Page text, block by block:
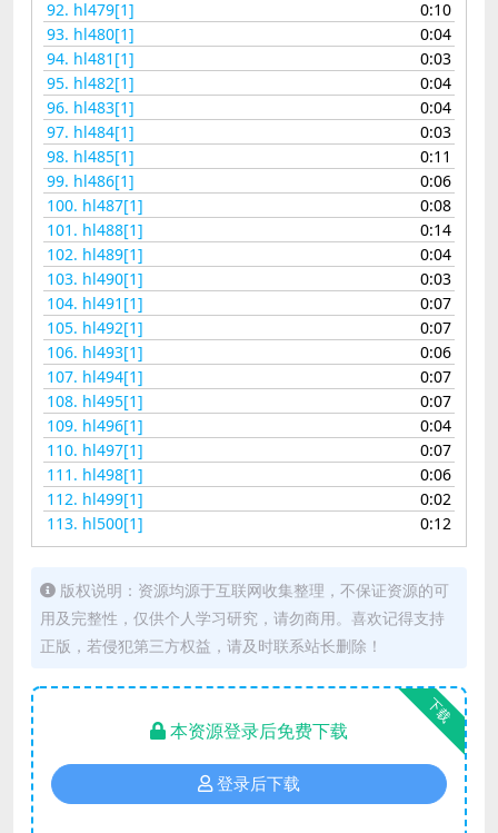
92. hl479[1]
0:10
93. hl480[1]
0:04
94. hl481[1]
0:03
95. hl482[1]
0:04
96. hl483[1]
0:04
97. hl484[1]
0:03
98. hl485[1]
0:11
99. hl486[1]
0:06
100. hl487[1]
0:08
101. hl488[1]
0:14
102. hl489[1]
0:04
103. hl490[1]
0:03
104. hl491[1]
0:07
105. hl492[1]
0:07
106. hl493[1]
0:06
107. hl494[1]
0:07
108. hl495[1]
0:07
109. hl496[1]
0:04
110. hl497[1]
0:07
111. hl498[1]
0:06
112. hl499[1]
0:02
113. hl500[1] 0:12
版权说明：资源均源于互联网收集整理，不保证资源的可
用及完整性，仅供个人学习研究，请勿商用。喜欢记得支持
正版，若侵犯第三方权益，请及时联系站长删除！
下载
本资源登录后免费下载
登录后下载